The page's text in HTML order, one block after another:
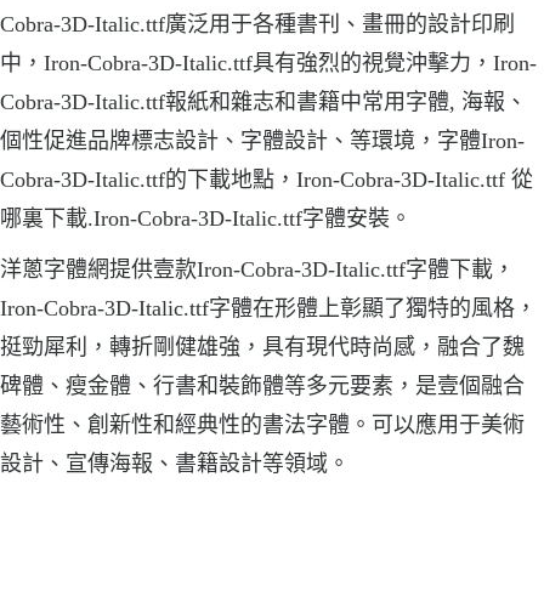
Cobra-3D-Italic.ttf廣泛用于各種書刊、畫冊的設計印刷
中，Iron-Cobra-3D-Italic.ttf具有強烈的視覺沖擊力，Iron-
Cobra-3D-Italic.ttf報紙和雜志和書籍中常用字體, 海報、
個性促進品牌標志設計、字體設計、等環境，字體Iron-
Cobra-3D-Italic.ttf的下載地點，Iron-Cobra-3D-Italic.ttf 從
哪裏下載.Iron-Cobra-3D-Italic.ttf字體安裝。
洋蔥字體網提供壹款Iron-Cobra-3D-Italic.ttf字體下載，
Iron-Cobra-3D-Italic.ttf字體在形體上彰顯了獨特的風格，
挺勁犀利，轉折剛健雄強，具有現代時尚感，融合了魏
碑體、瘦金體、行書和裝飾體等多元要素，是壹個融合
藝術性、創新性和經典性的書法字體。可以應用于美術
設計、宣傳海報、書籍設計等領域。